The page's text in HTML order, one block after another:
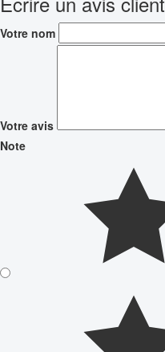
Votre nom
Votre avis
Note